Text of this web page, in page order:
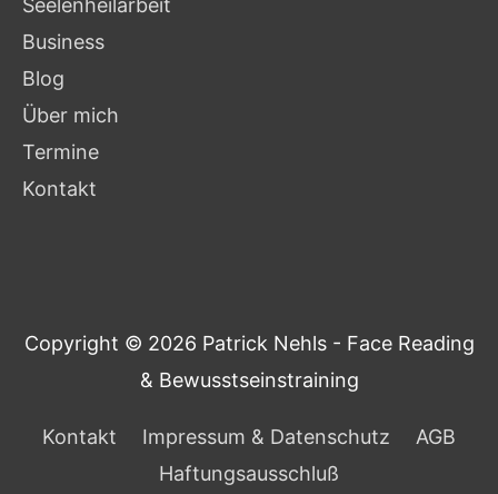
Seelenheilarbeit
Business
Blog
Über mich
Termine
Kontakt
Copyright © 2026 Patrick Nehls - Face Reading
& Bewusstseinstraining
Kontakt Impressum & Datenschutz
AGB
Haftungsausschluß